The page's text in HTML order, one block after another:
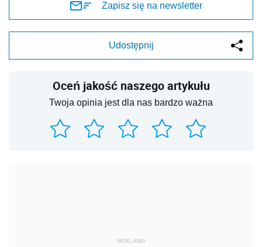
Zapisz się na newsletter
Udostępnij
Oceń jakość naszego artykułu
Twoja opinia jest dla nas bardzo ważna
REKLAMA